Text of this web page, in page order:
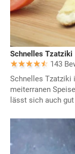
Schnelles Tzatziki
143
Schnelles Tzatziki
meiterranen
lässt sich auch